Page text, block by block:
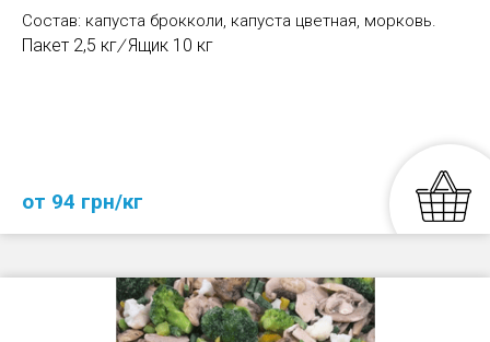
Состав: капуста брокколи, капуста цветная, морковь.
Пакет 2,5 кг/Ящик 10 кг
от 94 грн/кг